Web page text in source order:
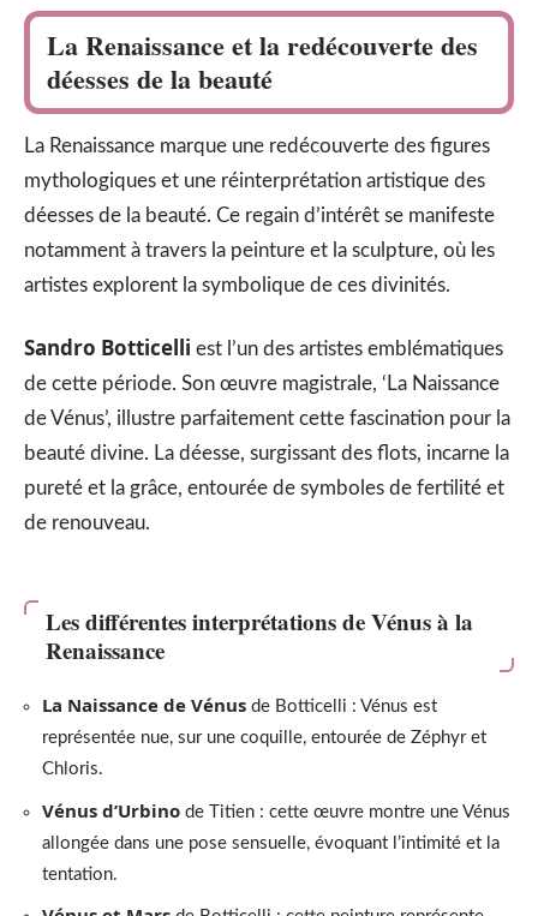
La Renaissance et la redécouverte des
déesses de la beauté
La Renaissance marque une redécouverte des figures
mythologiques et une réinterprétation artistique des
déesses de la beauté. Ce regain d’intérêt se manifeste
notamment à travers la peinture et la sculpture, où les
artistes explorent la symbolique de ces divinités.
Sandro Botticelli est l’un des artistes emblématiques
de cette période. Son œuvre magistrale, ‘La Naissance
de Vénus’, illustre parfaitement cette fascination pour la
beauté divine. La déesse, surgissant des flots, incarne la
pureté et la grâce, entourée de symboles de fertilité et
de renouveau.
Les différentes interprétations de Vénus à la
Renaissance
La Naissance de Vénus de Botticelli : Vénus est
représentée nue, sur une coquille, entourée de Zéphyr et
Chloris.
Vénus d’Urbino de Titien : cette œuvre montre une Vénus
allongée dans une pose sensuelle, évoquant l’intimité et la
tentation.